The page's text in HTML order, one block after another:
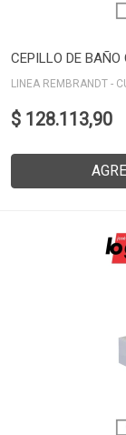
CEPILLO DE
LINEA REMBRANDT -
$ 128.113,90